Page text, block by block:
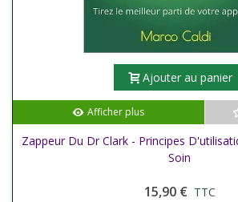
Ajouter au panier
Afficher plus
Zappeur Du Dr Clark - Principes
Soin
15,90 € TTC